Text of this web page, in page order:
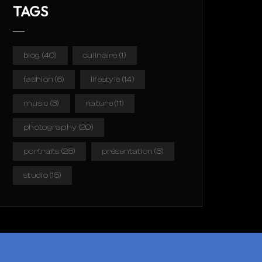
TAGS
blog (40) culinaire (1)
fashion (6) lifestyle (14)
music (3) nature(11)
photography (20)
portraits (28) présentation (3)
studio(15)